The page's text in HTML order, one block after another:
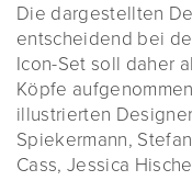
Die dargestellten
entscheidend bei
Icon-Set soll daher
Köpfe
illustrierten
Spiekermann,
Cass, Jessica